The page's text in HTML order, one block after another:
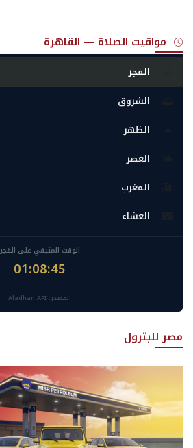
مواقيت الصلاة — القاهرة
الفجر
الشروق
الظهر
العصر
المغرب
العشاء
الوقت المتبقي على الفجر
01:08:43
المصدر: Aladhan API
مصر للبترول